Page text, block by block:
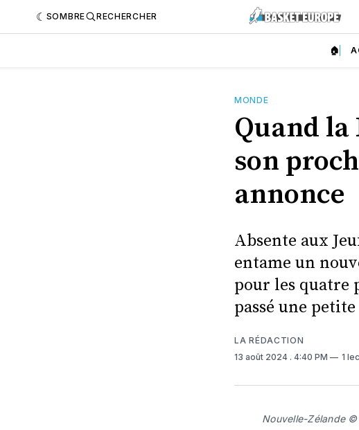
SOMBRE RECHERCHER
🏠
MONDE
Quand
son
annonce
Absente aux
entame un
pour les quatre
passé une
LA RÉDACTION
13 août 2024 . 4:40 PM 1
Nouvelle-Zélande ©